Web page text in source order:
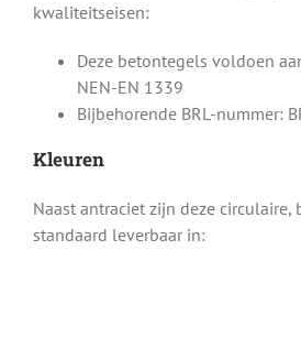
kwaliteitseisen:
Deze betontegels voldoen
NEN-EN 1339
Bijbehorende BRL-nummer:
Kleuren
Naast antraciet zijn deze
standaard leverbaar in: